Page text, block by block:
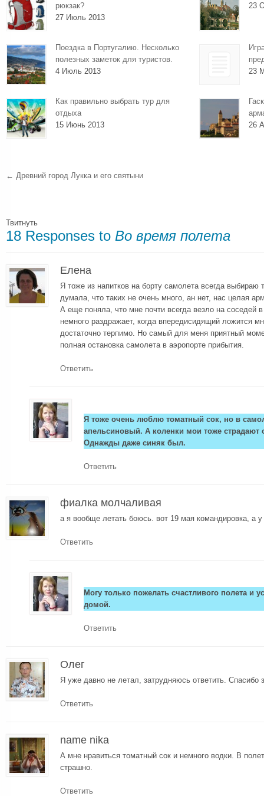
рюкзак?
27 Июль 2013
Поездка в Португалию. Несколько
полезных заметок для туристов.
4 Июль 2013
Как правильно выбрать тур для
отдыха
15 Июнь 2013
23
23
26
← Древний город Лукка и его святыни
Твитнуть
18 Responses to Во время полета
Елена
Я тоже из напитков на борту самолета всегда выбираю
думала, что таких не очень много, ан нет, нас целая
А еще поняла, что мне почти всегда везло на соседей
немного раздражает, когда впередисидящий ложится
достаточно терпимо. Но самый для меня приятный
полная остановка самолета в аэропорте прибытия.
Ответить
Я тоже очень люблю томатный сок, но в
апельсиновый. А коленки мои тоже страдают
Однажды даже синяк был.
Ответить
фиалка молчаливая
а я вообще летать боюсь. вот 19 мая командировка, а
Ответить
Могу только пожелать счастливого полета и
домой.
Ответить
Олег
Я уже давно не летал, затрудняюсь ответить. Спасибо
Ответить
name nika
А мне нравиться томатный сок и немного водки. В
страшно.
Ответить